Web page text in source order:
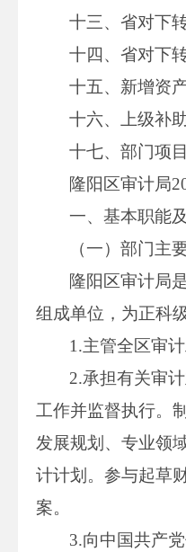
十三、省对下
十四、省对下
十五、新增资
十六、上级补
十七、部门项
隆阳区审计局
一、基本职能
（一）部门主
隆阳区审计局
组成单位，为正科
1.主管全区审计
2.承担有关审
工作并监督执行。
发展规划、专业领
计计划。参与起草
案。
3.向中国共产